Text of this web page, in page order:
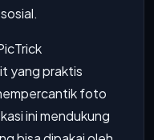
yang praktis
foto
ini mendukung